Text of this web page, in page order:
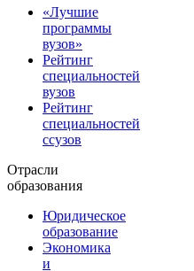
«Лучшие
программы
вузов»
Рейтинг
специальностей
вузов
Рейтинг
специальностей
ссузов
Отрасли
образования
Юридическое
образование
Экономика
и